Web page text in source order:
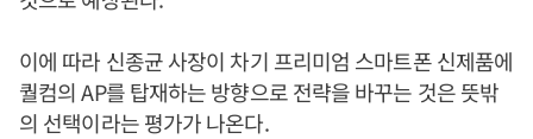
이에 따라 신종균 사장이 차기 프리미엄 스마트폰 신제품에
퀄컴의 AP를 탑재하는 방향으로 전략을 바꾸는 것은 뜻밖
의 선택이라는 평가가 나온다.